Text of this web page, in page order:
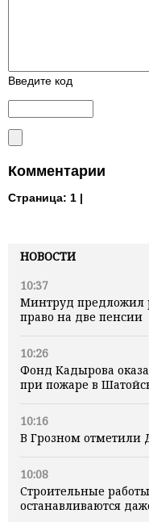
НОВОСТИ
10:37
Минтруд предложил
право на две пенсии
10:26
Фонд Кадырова
при пожаре в
10:16
В Грозном отметили
10:08
Строительные
останавливаются
Введите код
Комментарии
Страница: 1 |